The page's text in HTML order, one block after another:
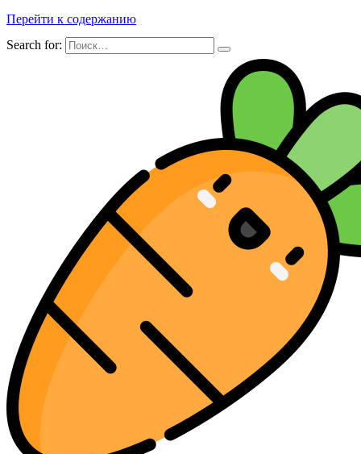
Перейти к содержанию
Search for: